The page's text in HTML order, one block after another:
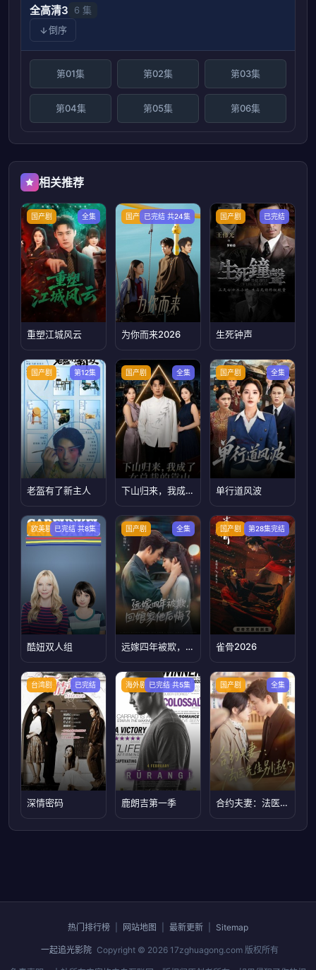
全高清3
6 集
倒序
第01集 第02集 第03集
第04集 第05集 第06集
相关推荐
国产剧 全集
重塑江城风云
国产剧已完结 共24集
为你而来2026
国产剧 已完结
生死钟声
国产剧 第12集
老盔有了新主人
国产剧 全集
下山归来，我成了女总裁的靠山
国产剧 全集
单行道风波
欧美剧 已完结 共8集
酷妞双人组
国产剧 全集
远嫁四年被欺，回娘家他后悔了
国产剧 第28集完结
雀骨2026
台湾剧 已完结
深情密码
海外剧 已完结 共5集
鹿朗吉第一季
国产剧 全集
合约夫妻：法医先生别违约
热门排行榜 网站地图 最新更新 Sitemap
一起追光影院 Copyright © 2026 17zghuagong.com 版权所有